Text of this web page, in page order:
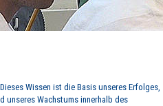
Wissen ist die Basis unseres Erfolges,
unseres Wachstums innerhalb des